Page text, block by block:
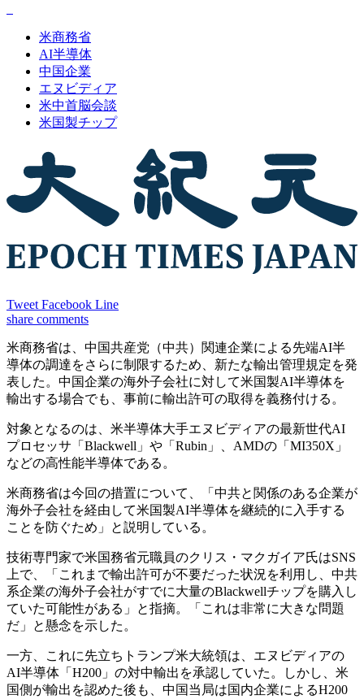
米商務省
AI半導体
中国企業
エヌビディア
米中首脳会談
米国製チップ
Tweet Facebook Line
share comments
米商務省は、中国共産党（中共）関連企業による先端AI半
導体の調達をさらに制限するため、新たな輸出管理規定を発
表した。中国企業の海外子会社に対して米国製AI半導体を
輸出する場合でも、事前に輸出許可の取得を義務付ける。
対象となるのは、米半導体大手エヌビディアの最新世代AI
プロセッサ「Blackwell」や「Rubin」、AMDの「MI350X」
などの高性能半導体である。
米商務省は今回の措置について、「中共と関係のある企業が
海外子会社を経由して米国製AI半導体を継続的に入手する
ことを防ぐため」と説明している。
技術専門家で米国務省元職員のクリス・マクガイア氏はSNS
上で、「これまで輸出許可が不要だった状況を利用し、中共
系企業の海外子会社がすでに大量のBlackwellチップを購入し
ていた可能性がある」と指摘。「これは非常に大きな問題
だ」と懸念を示した。
一方、これに先立ちトランプ米大統領は、エヌビディアの
AI半導体「H200」の対中輸出を承認していた。しかし、米
国側が輸出を認めた後も、中国当局は国内企業によるH200